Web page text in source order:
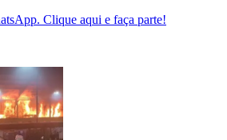
Clique aqui e faça parte!